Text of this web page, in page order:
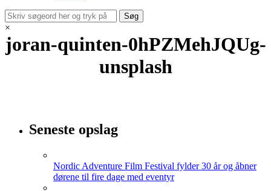
×
joran-quinten-0hPZMehJQUg-
unsplash
Seneste opslag
Nordic Adventure Film Festival fylder 30 år og åbner
dørene til fire dage med eventyr